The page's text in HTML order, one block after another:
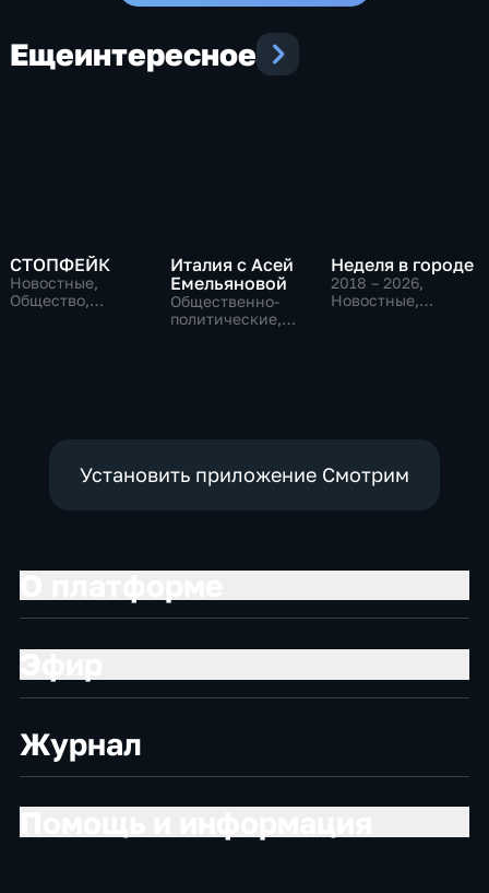
Ещеинтересное
СТОПФЕЙК
Новостные,
Общество,
Италия с Асей
Емельяновой
Общественно-
политические,
Неделя в городе
2018 – 2026,
Новостные,
Установить приложение Смотрим
Журнал